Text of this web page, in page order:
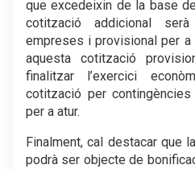
que excedeixin de la base
cotització addicional
empreses i provisional per a
aquesta cotització
finalitzar l’exercici
cotització per
per a atur.
Finalment, cal destacar que
podrà ser objecte de